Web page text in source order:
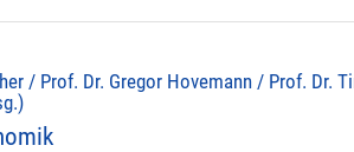
/ Prof. Dr. Gregor Hovemann / Prof. Dr.